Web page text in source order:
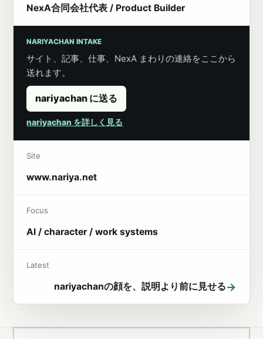
NexA合同会社代表 / Product Builder
NARIYACHAN INTAKE
サイト、記事、仕事、NexA まわりの連絡をここから
送れます。
nariyachan に送る
nariyachan を詳しく見る
Site
www.nariya.net
Focus
AI / character / work systems
Latest
nariyachanの顔を、説明より前に見せる→